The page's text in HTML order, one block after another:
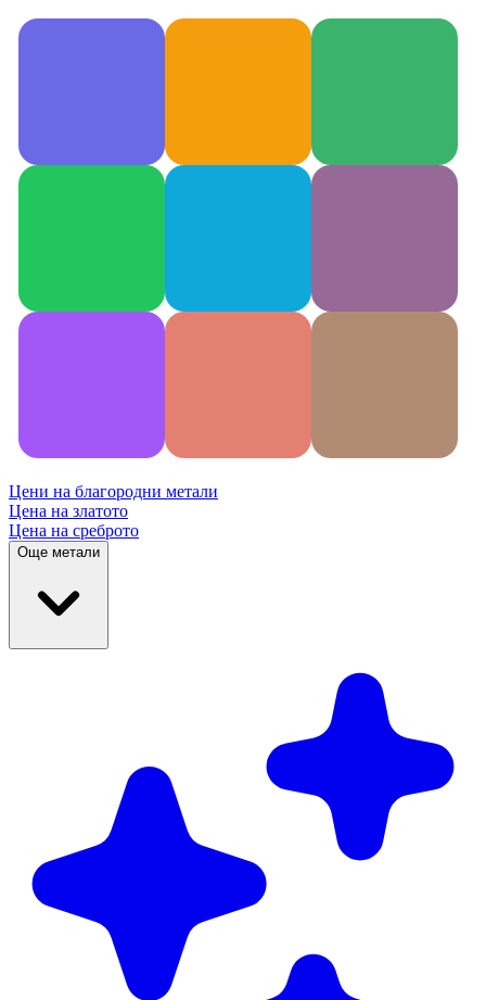
Цени на благородни метали
Цена на златото
Цена на среброто
Още метали